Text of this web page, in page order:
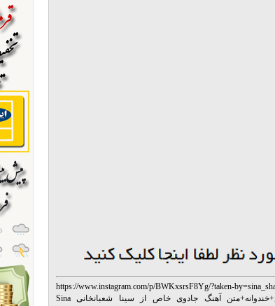
https://www.instagram.com/p/BWKxsrsF8Yg/?taken-
+خندوانه+
متن آهنگ جادوی خاص از سینا شعبانخانی Sina